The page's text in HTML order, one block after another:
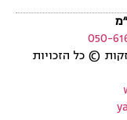
050-
©כל הזכויות